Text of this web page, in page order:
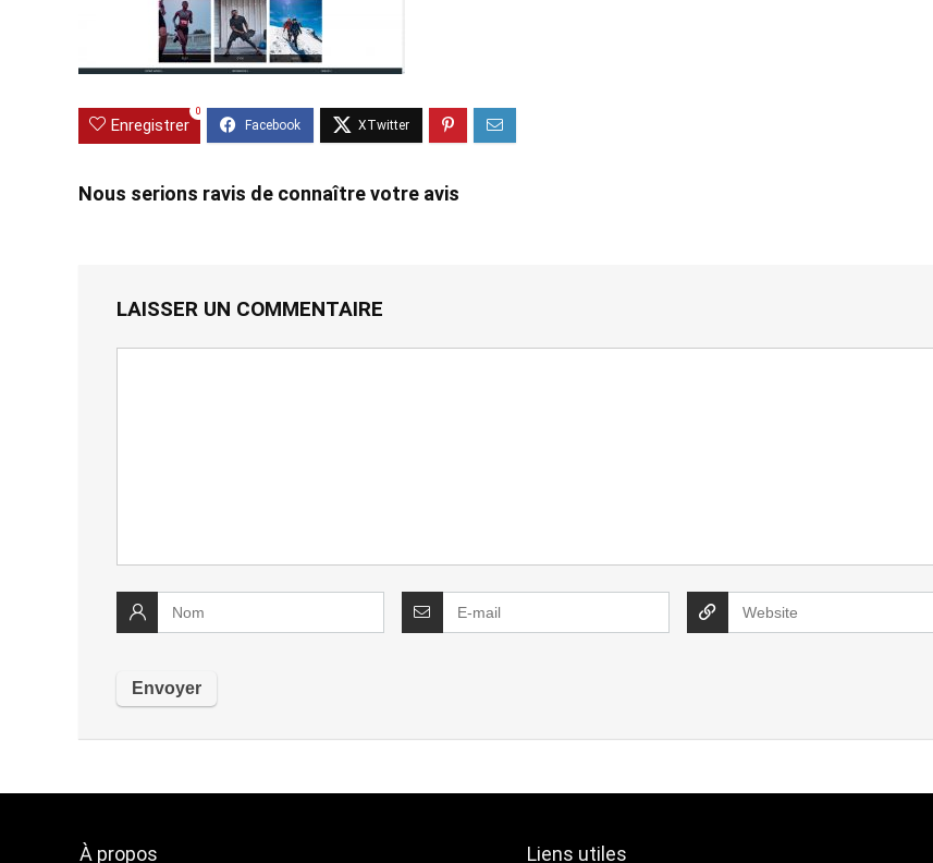
Enregistrer
0
Nous serions ravis de connaître votre avis
LAISSER UN COMMENTAIRE
À propos Liens utiles